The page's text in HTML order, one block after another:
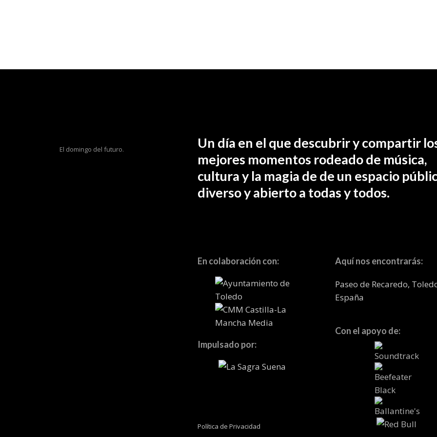
El domingo del futuro.
Un día en el que descubrir y compartir
mejores momentos rodeado de música,
cultura y la magia de de un espacio
diverso y abierto a todas y todos.
En colaboración con:
Impulsado por:
Política de Privacidad
Aquí nos encontrarás:
Paseo de Recaredo,
España
Con el apoyo de: